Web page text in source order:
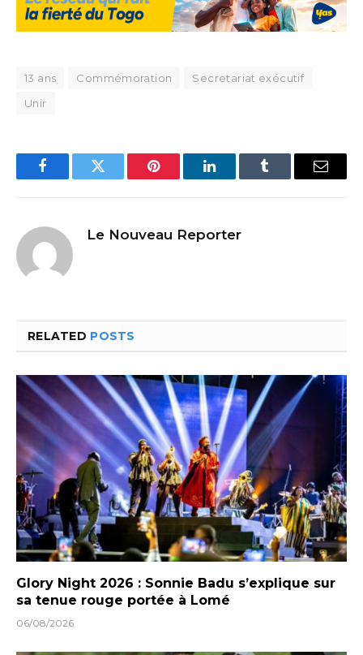
13 ans Commémoration
Secretariat exécutif
Unir
FacebookTwitter Pinterest LinkedInTumblr Email
Le Nouveau Reporter
RELATED POSTS
Glory Night 2026 : Sonnie Badu s’explique sur
sa tenue rouge portée à Lomé
06/08/2026